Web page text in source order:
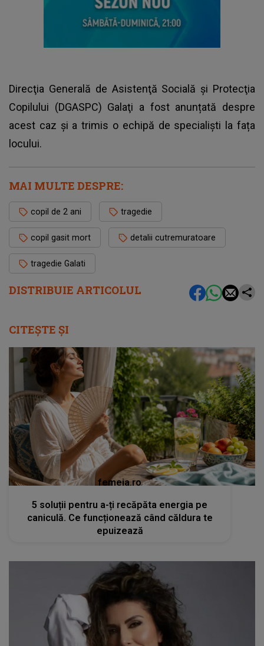
DISTRIBUIE ARTICOLUL
Direcţia Generală de Asistenţă Socială şi Protecţia
Copilului (DGASPC) Galaţi a fost anunțată despre
acest caz și a trimis o echipă de specialiști la fața
locului.
MAI MULTE DESPRE:
copil de 2 ani tragedie
copil gasit mort detalii cutremuratoare
tragedie Galati
CITEȘTE ȘI
femeia.ro
5 soluții pentru a-ți recăpăta energia pe
caniculă. Ce funcționează când căldura te
epuizează